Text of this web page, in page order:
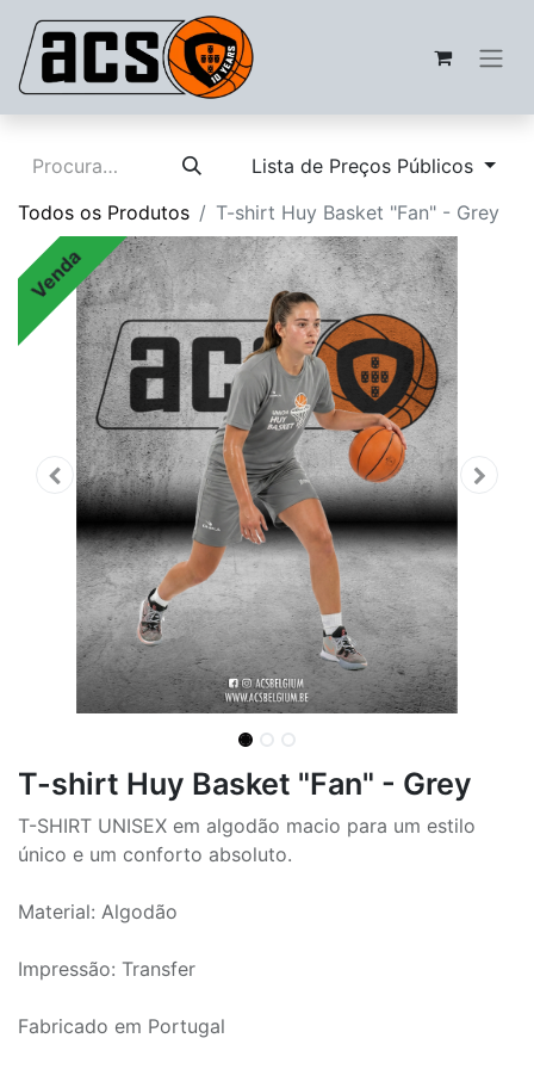
Lista de Preços Públicos
Todos os Produtos
T-shirt Huy Basket "Fan" - Grey
Venda
T-shirt Huy Basket "Fan" - Grey
T-SHIRT UNISEX em algodão macio para um estilo
único e um conforto absoluto.
Material: Algodão
Impressão: Transfer
Fabricado em Portugal